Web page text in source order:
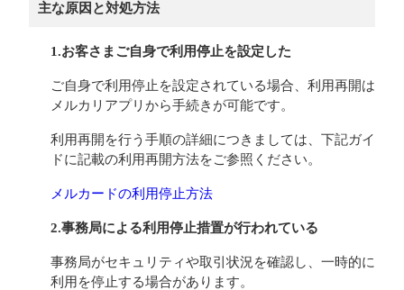
主な原因と対処方法
1.お客さまご自身で利用停止を設定した
ご自身で利用停止を設定されている場合、利用再開は
メルカリアプリから手続きが可能です。
利用再開を行う手順の詳細につきましては、下記ガイ
ドに記載の利用再開方法をご参照ください。
メルカードの利用停止方法
2.事務局による利用停止措置が行われている
事務局がセキュリティや取引状況を確認し、一時的に
利用を停止する場合があります。